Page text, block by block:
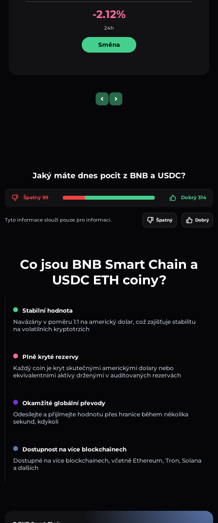
-2.12%
24h
Směna
Previous slide
Next slide
Jaký máte dnes pocit z BNB a USDC?
Špatný 99 Dobrý 314
Tyto informace slouží pouze pro informaci. Špatný Dobrý
Co jsou BNB Smart Chain a
USDC ETH coiny?
Stabilní hodnota
Navázány v poměru 1:1 na americký dolar, což zajišťuje stabilitu
na volatilních kryptotrzích
Plně kryté rezervy
Každý coin je kryt skutečnými americkými dolary nebo
ekvivalentními aktivy drženými v auditovaných rezervách
Okamžité globální převody
Odesílejte a přijímejte hodnotu přes hranice během několika
sekund, kdykoli
Dostupnost na více blockchainech
Dostupné na více blockchainech, včetně Ethereum, Tron, Solana
a dalších